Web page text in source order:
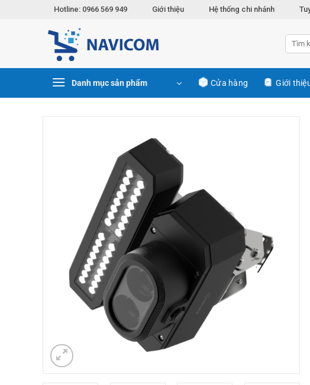
Hotline: 0966 569 949 Giới thiệu Hệ thống chi nhánh
Danh mục sản phẩm Cửa hàng Giới